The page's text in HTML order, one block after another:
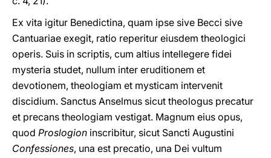
Ex vita igitur Benedictina, quam ipse sive Becci sive
Cantuariae exegit, ratio reperitur eiusdem theologici
operis. Suis in scriptis, cum altius intellegere fidei
mysteria studet, nullum inter eruditionem et
devotionem, theologiam et mysticam intervenit
discidium. Sanctus Anselmus sicut theologus precatur
et precans theologiam vestigat. Magnum eius opus,
quod Proslogion inscribitur, sicut Sancti Augustini
Confessiones, una est precatio, una Dei vultum